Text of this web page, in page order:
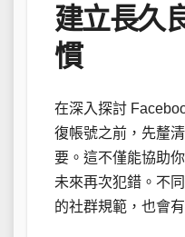
建立長久
慣
在深入探討
復帳號之前，先釐清
要。這不僅能協助
未來再次犯錯。不
的社群規範，也會